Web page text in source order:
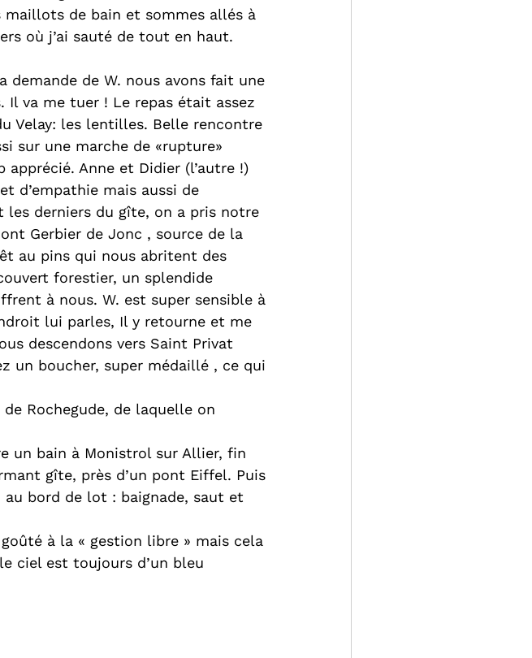
de bain et sommes allés à
où j’ai sauté de tout en haut.
demande de W. nous avons fait une
Il va me tuer ! Le repas était assez
Velay: les lentilles. Belle rencontre
sur une marche de «rupture»
apprécié. Anne et Didier (l’autre !)
d’empathie mais aussi de
les derniers du gîte, on a pris notre
Gerbier de Jonc , source de la
au pins qui nous abritent des
forestier, un splendide
à nous. W. est super sensible à
lui parles, Il y retourne et me
descendons vers Saint Privat
un boucher, super médaillé , ce qui
Rochegude, de laquelle on
un bain à Monistrol sur Allier, fin
gîte, près d’un pont Eiffel. Puis
au bord de lot : baignade, saut et
à la « gestion libre » mais cela
ciel est toujours d’un bleu